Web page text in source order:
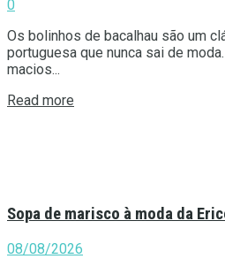
0
Os bolinhos de bacalhau são um
portuguesa que nunca sai de
macios...
Read more
Sopa de marisco à moda da
08/08/2026